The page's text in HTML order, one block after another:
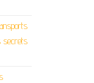
secrets